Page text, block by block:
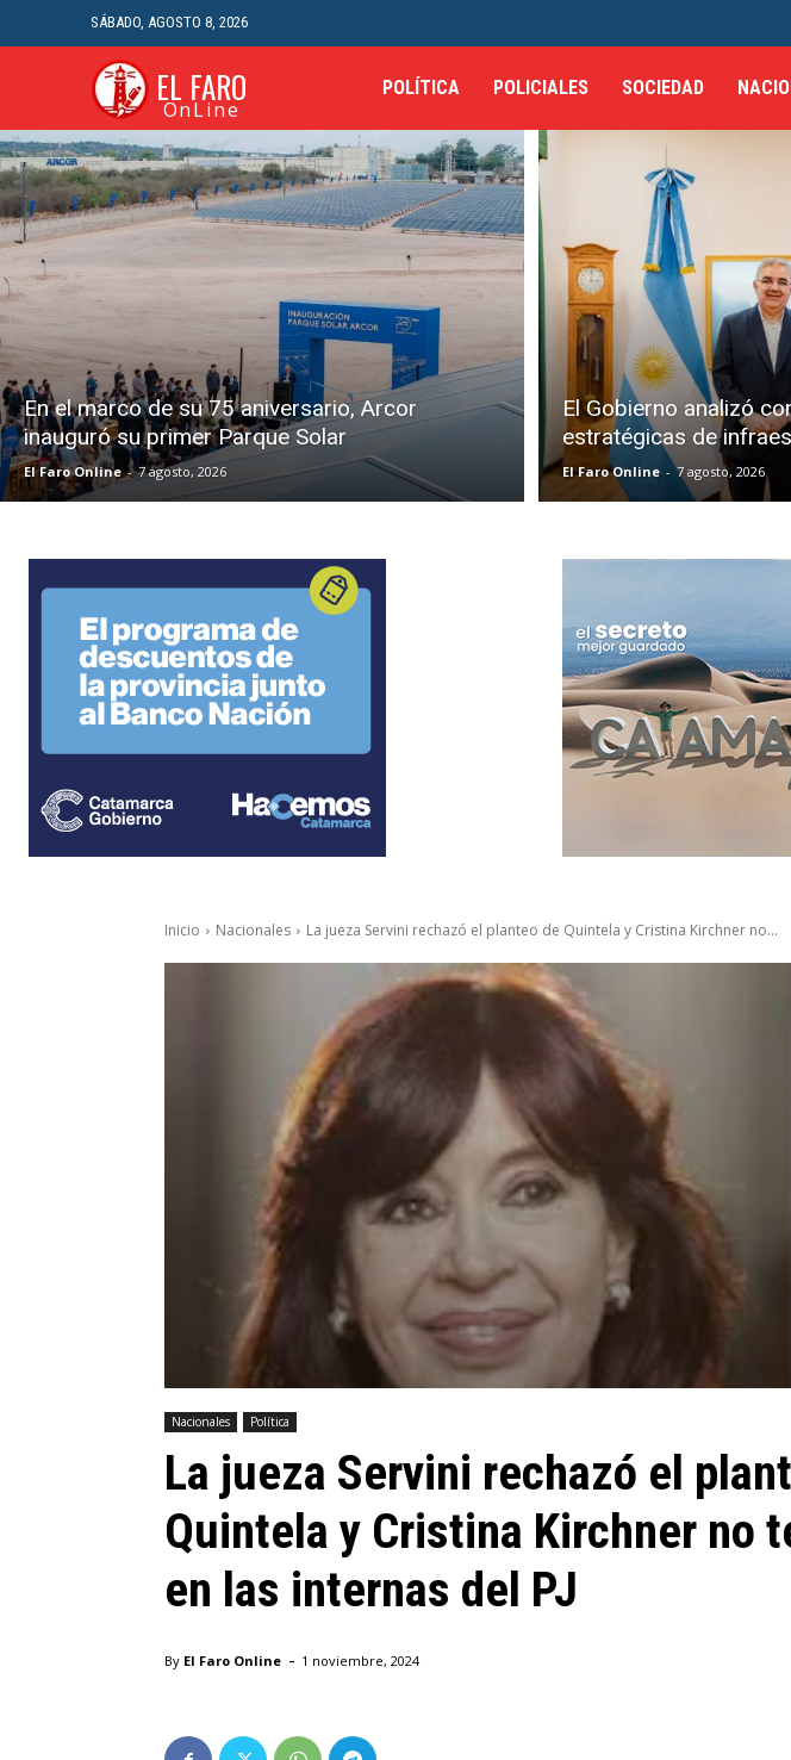
SÁBADO, AGOSTO 8, 2026
EL FARO
OnLine
POLÍTICA POLICIALES SOCIEDAD
En el marco de su 75 aniversario, Arcor
inauguró su primer Parque Solar
El Faro Online - 7 agosto, 2026
El Gobierno analizó
estratégicas de
El Faro Online - 7 agosto, 2026
Inicio Nacionales La jueza Servini rechazó el planteo de Quintela y Cristina Kirchner no...
Nacionales Política
La jueza Servini rechazó el
Quintela y Cristina Kirchner no
en las internas del PJ
By El Faro Online - 1 noviembre, 2024